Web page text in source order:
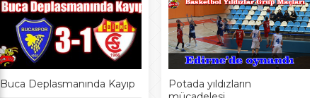
Buca Deplasmanında Kayıp
Potada yıldızların